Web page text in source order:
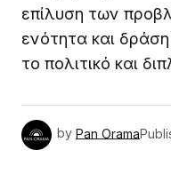
επίλυση των
ενότητα και δράση
το πολιτικό και
by Pan Orama